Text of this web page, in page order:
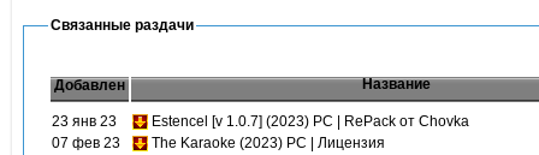
Связанные раздачи
Добавлен Название
23 янв 23
Estencel [v 1.0.7] (2023) PC | RePack от Chovka
07 фев 23
The Karaoke (2023) PC | Лицензия